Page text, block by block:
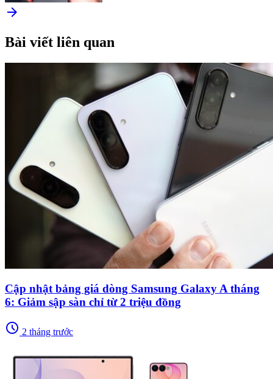
arrow_forward
Bài viết liên quan
Cập nhật bảng giá dòng Samsung Galaxy A tháng
6: Giảm sập sàn chỉ từ 2 triệu đồng
schedule 2 tháng trước